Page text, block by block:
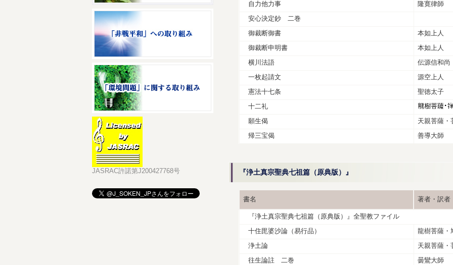
JASRAC許諾第J200427768号
自力他力事 隆寛律師
安心決定鈔 二巻
御裁断御書 本如上人
御裁断申明書 本如上人
横川法語 伝源信和尚
一枚起請文 源空上人
憲法十七条 聖徳太子
十二礼
願生偈 天親菩薩・
帰三宝偈 善導大師
『浄土真宗聖典七祖篇（原典版）』
書名 著者・訳者
『浄土真宗聖典七祖篇（原典版）』全聖教ファイル
十住毘婆沙論（易行品） 龍樹菩薩・
浄土論 天親菩薩・
往生論註 二巻 曇鸞大師